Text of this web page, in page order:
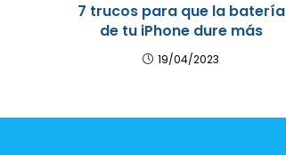
7 trucos para que la batería
de tu iPhone dure más
19/04/2023